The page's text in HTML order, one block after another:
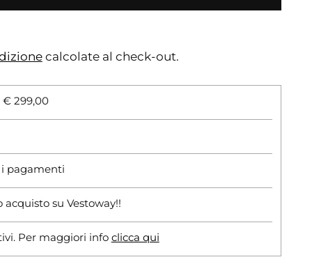
calcolate al check-out.
€ 299,00
pagamenti
su Vestoway!!
Per maggiori info clicca qui